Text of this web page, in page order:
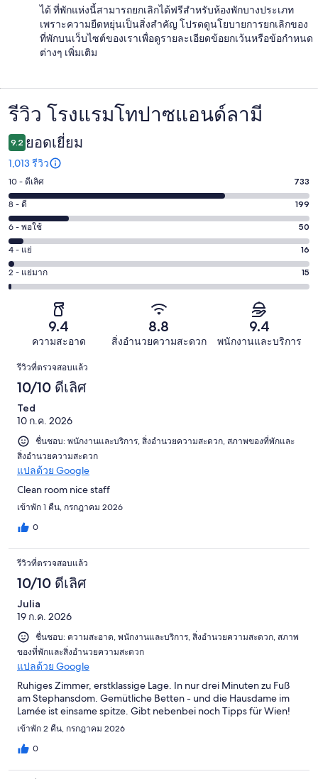
ได้ ที่พักแห่งนี้สามารถยกเลิกได้ฟรีสำหรับห้องพักบางประเภท
เพราะความยืดหยุ่นเป็นสิ่งสำคัญ โปรดดูนโยบายการยกเลิกของ
ที่พักบนเว็บไซต์ของเราเพื่อดูรายละเอียดข้อยกเว้นหรือข้อกำหนด
ต่างๆ เพิ่มเติม
รีวิว
รีวิว โรงแรมโทปาซแอนด์ลามี
9.2 ยอดเยี่ยม
1,013 รีวิว
คะแนน
10
-
ดี
เลิศ
733
จาก
10 - ดีเลิศ 733
คะแนน
8
-
ดี
199
จาก
8 - ดี 199
คะแนน
6
-
พอใช้
50
6 - พอใช้ 50
คะแนน
4
-
รีวิว
4 - แย่ 16
คะแนน
2
จาก
1013
รีวิว
2 - แย่มาก 15
9.4
ความสะอาด
8.8
สิ่งอำนวยความสะดวก
9.4
พนักงานและบริการ
รีวิว
รีวิวที่ตรวจสอบแล้ว
10/10 ดีเลิศ
Ted
10 ก.ค. 2026
ชื่นชอบ: พนักงานและบริการ, สิ่งอำนวยความสะดวก, สภาพของที่พักและ
สิ่งอำนวยความสะดวก
แปลด้วย Google
Clean room nice staff
เข้าพัก 1 คืน, กรกฎาคม 2026
0
รีวิวที่ตรวจสอบแล้ว
10/10 ดีเลิศ
Julia
19 ก.ค. 2026
ชื่นชอบ: ความสะอาด, พนักงานและบริการ, สิ่งอำนวยความสะดวก, สภาพ
ของที่พักและสิ่งอำนวยความสะดวก
แปลด้วย Google
Ruhiges Zimmer, erstklassige Lage. In nur drei Minuten zu Fuß
am Stephansdom. Gemütliche Betten - und die Hausdame im
Lamée ist einsame spitze. Gibt nebenbei noch Tipps für Wien!
เข้าพัก 2 คืน, กรกฎาคม 2026
0